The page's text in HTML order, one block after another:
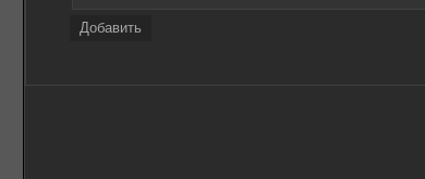
Добавить